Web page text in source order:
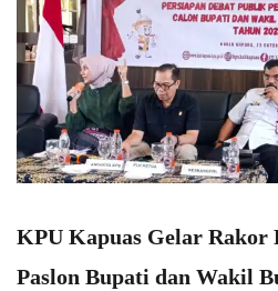
KPU Kapuas Gelar Rakor
Paslon Bupati dan Wakil